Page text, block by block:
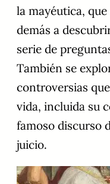
la mayéutica,
demás a
serie de
También se
controversias
vida, incluida su
famoso discurso
juicio.